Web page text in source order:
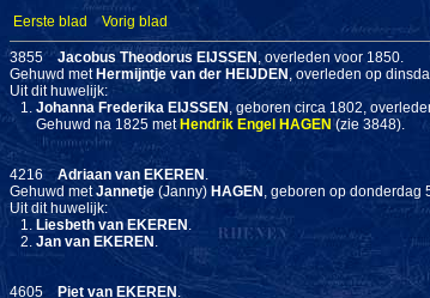
Eerste blad Vorig blad
3855Jacobus Theodorus EIJSSEN , overleden voor 1850.
Gehuwd met Hermijntje van der HEIJDEN , overleden op
Uit dit huwelijk:
1. Johanna Frederika EIJSSEN , geboren circa 1802,
Gehuwd na 1825 met Hendrik Engel HAGEN (zie 3848).
4216Adriaan van EKEREN .
Gehuwd metJannetje (Janny) HAGEN , geboren op donderdag
Uit dit huwelijk:
1. Liesbeth van EKEREN .
2. Jan van EKEREN .
4605 Piet van EKEREN .